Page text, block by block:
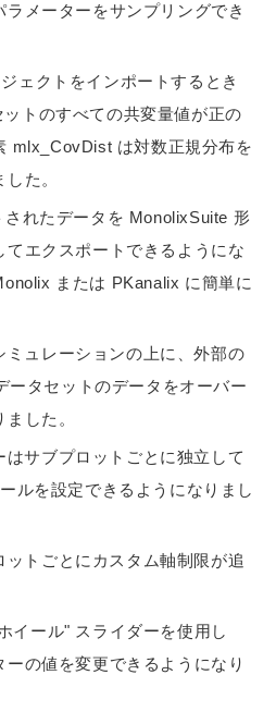
メーターをサンプリングでき
ェクトをインポートするとき
トのすべての共変量値が正の
mlx_CovDist は対数正規分布を
た。
れたデータを MonolixSuite 形
てエクスポートできるようにな
または PKanalix に簡単に
ュレーションの上に、外部の
ータセットのデータをオーバー
した。
サブプロットごとに独立して
ルを設定できるようになりまし
トごとにカスタム軸制限が追
イール" スライダーを使用し
の値を変更できるようになり